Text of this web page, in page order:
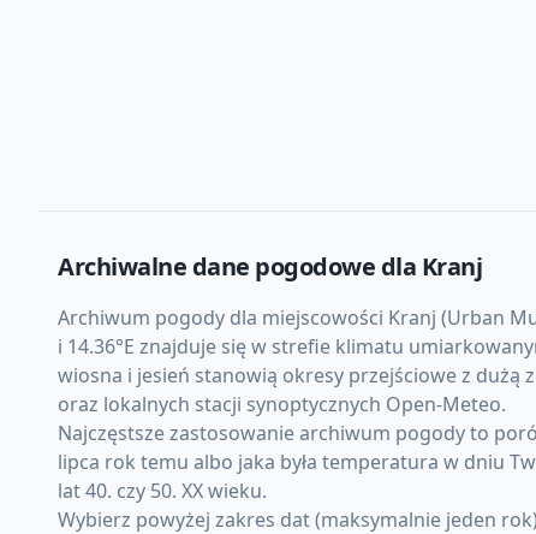
Archiwalne dane pogodowe dla Kranj
Archiwum pogody dla miejscowości Kranj (Urban
i 14.36°E znajduje się w strefie klimatu
wiosna i jesień stanowią okresy przejściowe z
oraz lokalnych stacji synoptycznych Open-Meteo.
Najczęstsze zastosowanie archiwum pogody to
lipca rok temu albo jaka była temperatura w dniu
lat 40. czy 50. XX wieku.
Wybierz powyżej zakres dat (maksymalnie jeden